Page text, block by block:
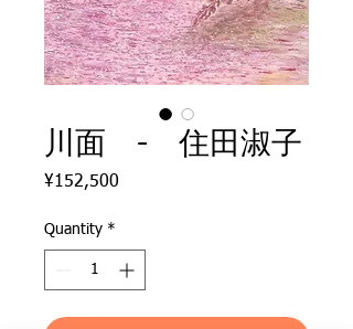
川面 - 住田淑子
¥152,500
Quantity *